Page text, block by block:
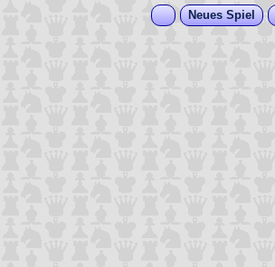
Neues Spiel